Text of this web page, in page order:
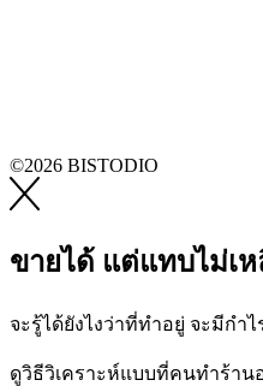
©2026 BISTODIO
ขายได้ แต่แทบไม่เห
จะรู้ได้ยังไงว่าที่ทำอยู่ จะมีกำไ
ดูวิธีวิเคราะห์แบบที่คนทำร้าน